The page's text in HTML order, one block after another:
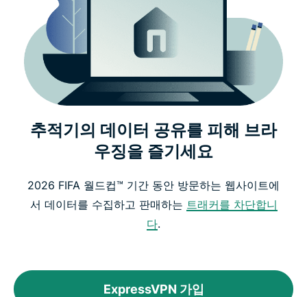
추적기의 데이터 공유를 피해 브라
우징을 즐기세요
2026 FIFA 월드컵™ 기간 동안 방문하는 웹사이트에
서 데이터를 수집하고 판매하는 트래커를 차단합니
다.
ExpressVPN 가입